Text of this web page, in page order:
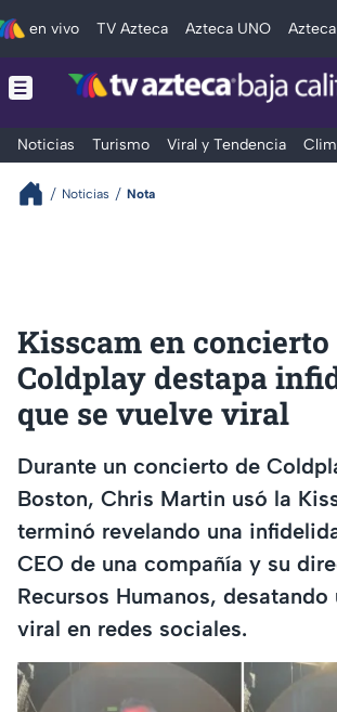
en vivo TV Azteca Azteca UNO
Noticias Turismo Viral y Tendencia
Noticias Nota
Kisscam en concierto
Coldplay destapa
que se vuelve viral
Durante un concierto de
Boston, Chris Martin usó la
terminó revelando una
CEO de una compañía y su
Recursos Humanos, desatando
viral en redes sociales.